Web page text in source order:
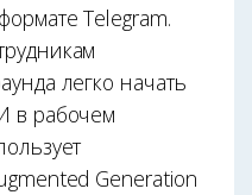
Telegram.
легко начать
в рабочем
Generation